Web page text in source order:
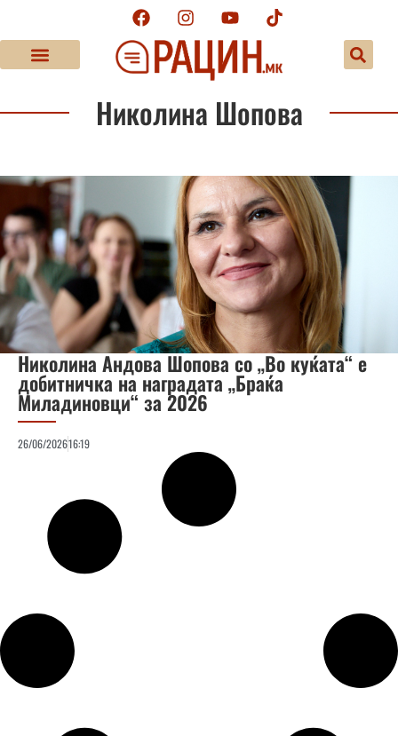
Николина Шопова
Николина Андова Шопова со „Во куќата“ е
добитничка на наградата „Браќа
Миладиновци“ за 2026
26/06/202616:19